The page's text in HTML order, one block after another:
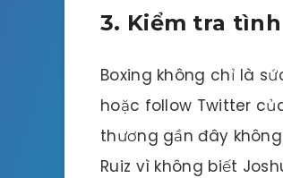
3. Kiểm tra
Boxing không chỉ là
hoặc follow Twitter
thương gần đây
Ruiz vì không biết